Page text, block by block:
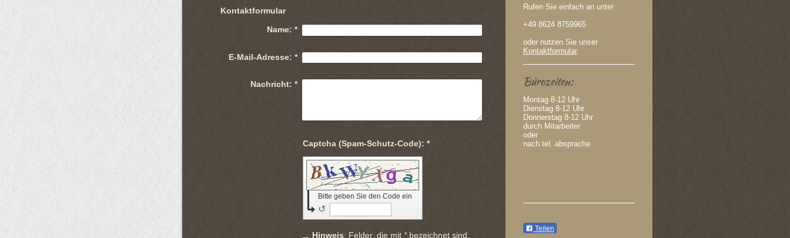
Kontaktformular
Name: *
E-Mail-Adresse: *
Nachricht: *
Captcha (Spam-Schutz-Code): *
Bitte geben Sie den Code ein
↺
Hinweis : Felder, die mit *bezeichnet sind,
Rufen Sie einfach an unter
+49 8624 8759965
oder nutzen Sie unser
Kontaktformular.
Bürozeiten:
Montag 8-12 Uhr
Dienstag 8-12 Uhr
Donnerstag 8-12 Uhr
durch Mitarbeiter
oder
nach tel. absprache
Teilen